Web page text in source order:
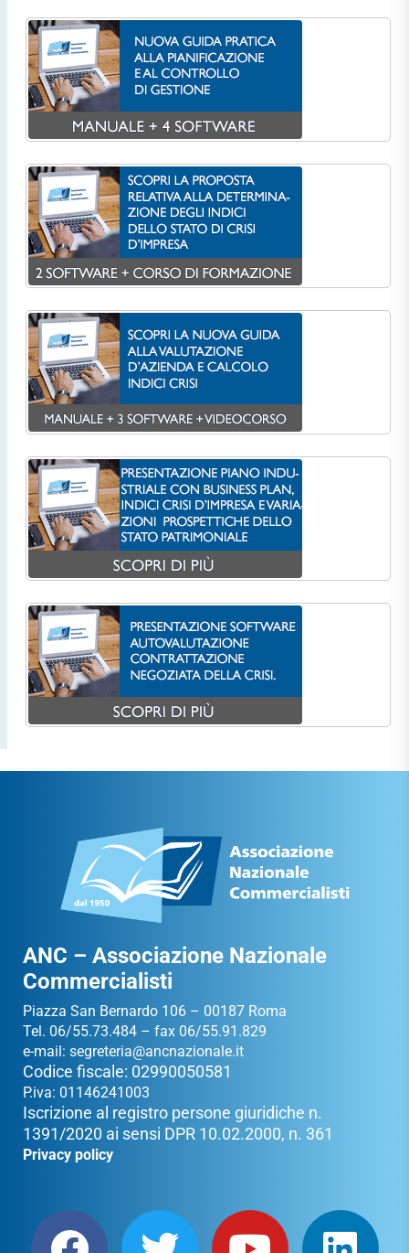
ANC – Associazione Nazionale
Commercialisti
Piazza San Bernardo 106 – 00187 Roma
Tel. 06/55.73.484 – fax 06/55.91.829
e-mail: segreteria@ancnazionale.it
Codice fiscale: 02990050581
P.iva: 01146241003
Iscrizione al registro persone giuridiche n.
1391/2020 ai sensi DPR 10.02.2000, n. 361
Privacy policy